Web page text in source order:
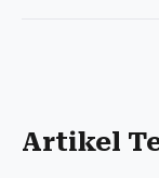
Artikel